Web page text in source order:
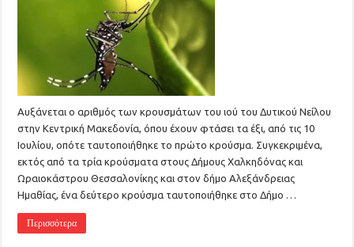
Αυξάνεται ο αριθμός των κρουσμάτων του ιού του Δυτικού Νείλου
στην Κεντρική Μακεδονία, όπου έχουν φτάσει τα έξι, από τις 10
Ιουλίου, οπότε ταυτοποιήθηκε το πρώτο κρούσμα. Συγκεκριμένα,
εκτός από τα τρία κρούσματα στους Δήμους Χαλκηδόνας και
Ωραιοκάστρου Θεσσαλονίκης και στον δήμο Αλεξάνδρειας
Ημαθίας, ένα δεύτερο κρούσμα ταυτοποιήθηκε στο Δήμο …
Περισσότερα